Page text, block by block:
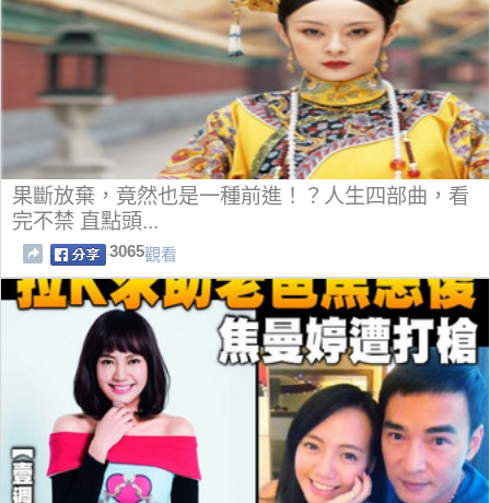
果斷放棄，竟然也是一種前進！？人生四部曲，看
完不禁 直點頭...
3065觀看